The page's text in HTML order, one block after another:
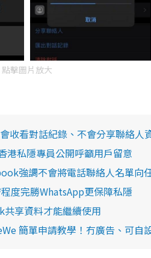
點擊圖片放大
收看對話紀錄、不會分享聯絡人
港私隱專員公開呼籲用戶留意
強調不會將電話聯絡人名單向
度完勝WhatsApp更保障私隱
享資料才能繼續使用
簡單申請教學！冇廣告、可